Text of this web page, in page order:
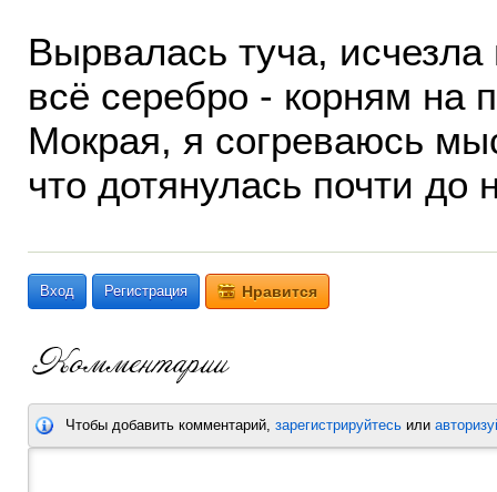
Вырвалась туча,
всё серебро - корням на
Мокрая, я согреваюсь
что дотянулась почти до
Вход Регистрация Нравится
Чтобы добавить комментарий, зарегистрируйтесь или